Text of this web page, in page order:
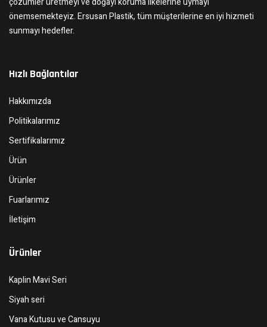
önemsemekteyiz. Ersusan Plastik, tüm müşterilerine en iyi hizmeti
sunmayı hedefler.
Hızlı Bağlantılar
Hakkımızda
Politikalarımız
Sertifikalarımız
Ürün
Ürünler
Fuarlarımız
İletişim
Ürünler
Kaplin Mavi Seri
Siyah seri
Vana Kutusu ve Cansuyu